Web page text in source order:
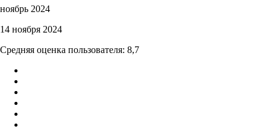
ноябрь 2024
14 ноября 2024
Средняя оценка пользователя: 8,7